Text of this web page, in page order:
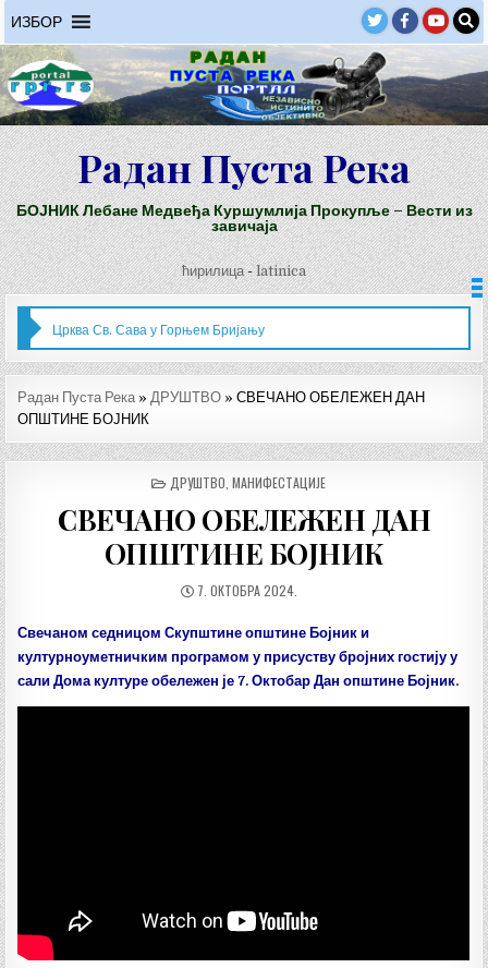
to
content
ИЗБОР
Радан Пуста Река
БОЈНИК Лебане Медвеђа Куршумлија Прокупље – Вести из
завичаја
ћирилица-latinica
Црква Св. Сава у Горњем Бријању
Радан Пуста Река » ДРУШТВО »СВЕЧАНО ОБЕЛЕЖЕН ДАН
ОПШТИНЕ БОЈНИК
POSTED
ДРУШТВО МАНИФЕСТАЦИЈЕ
СВЕЧАНО ОБЕЛЕЖЕН ДАН
ОПШТИНЕ БОЈНИК
ДАТУМ
7. ОКТОБРА 2024.
Свечаном седницом Скупштине општине Бојник и
културноуметничким програмом у присуству бројних гостију у
сали Дома културе обележен је 7. Октобар Дан општине Бојник.